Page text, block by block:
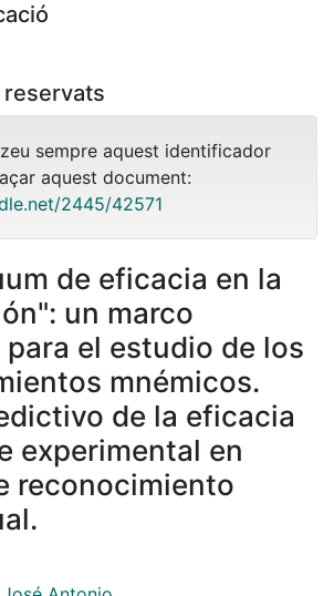
sempre aquest identificador
aquest document:
2445/42571
de eficacia en la
un marco
el estudio de los
mnémicos.
de la eficacia
experimental en
reconocimiento